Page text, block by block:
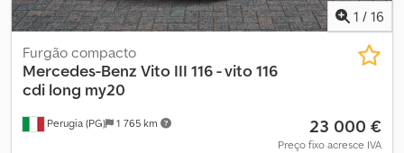
consulta. Localização: 93095 Hagelstadt. Credpfx Amoqk N D As
Uef
1 / 16
Perugia (PG) 1 765 km
Furgão compacto
Mercedes-Benz Vito III 116 - vito 116
cdi long my20
23 000 €
Preço fixo acresce IVA